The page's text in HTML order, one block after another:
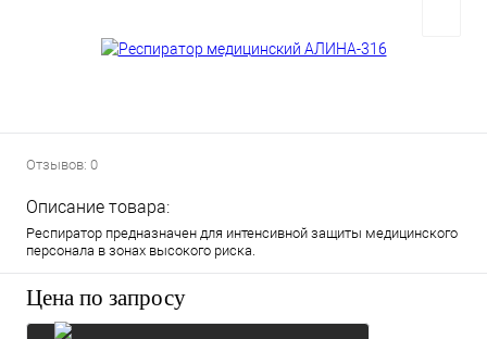
Отзывов: 0
Описание товара:
Респиратор предназначен для интенсивной защиты медицинского
персонала в зонах высокого риска.
Цена по запросу